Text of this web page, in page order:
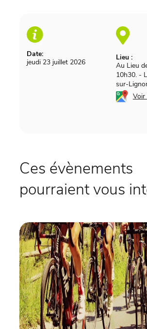
Date:
jeudi 23 juillet 2026
Lieu :
Au Lieu
10h30. -
sur-
Voir
Ces évènements
pourraient vous